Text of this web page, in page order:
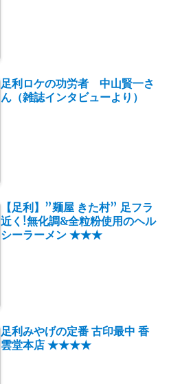
足利ロケの功労者 中山賢一さ
ん（雑誌インタビューより）
【足利】”麺屋 きた村” 足フラ
近く!無化調&全粒粉使用のヘル
シーラーメン ★★★
足利みやげの定番 古印最中 香
雲堂本店 ★★★★